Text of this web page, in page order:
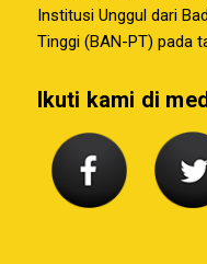
Institusi Unggul dari
Tinggi (BAN-PT) pada
Ikuti kami di